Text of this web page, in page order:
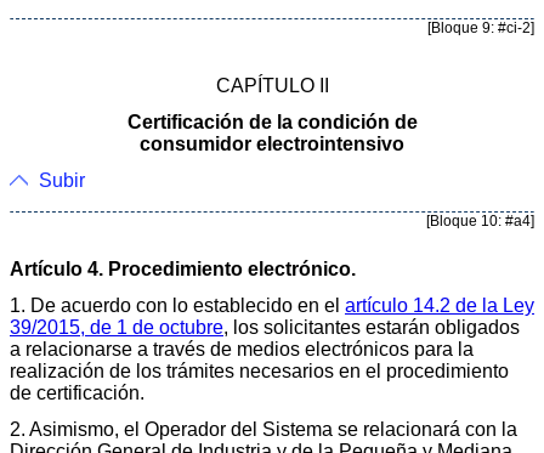
[Bloque 9: #ci-2]
CAPÍTULO II
Certificación de la condición de
consumidor electrointensivo
Subir
[Bloque 10: #a4]
Artículo 4. Procedimiento electrónico.
1. De acuerdo con lo establecido en el artículo 14.2 de la Ley
39/2015, de 1 de octubre, los solicitantes estarán obligados
a relacionarse a través de medios electrónicos para la
realización de los trámites necesarios en el procedimiento
de certificación.
2. Asimismo, el Operador del Sistema se relacionará con la